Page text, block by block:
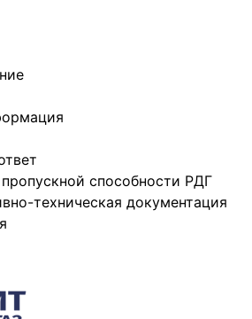
способности РДГ
техническая документация